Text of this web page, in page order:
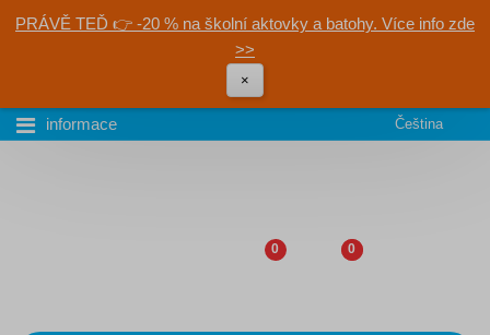
PRÁVĚ TEĎ 👉 -20 % na školní aktovky a batohy. Více info zde
>>
×
informace Čeština
0 0